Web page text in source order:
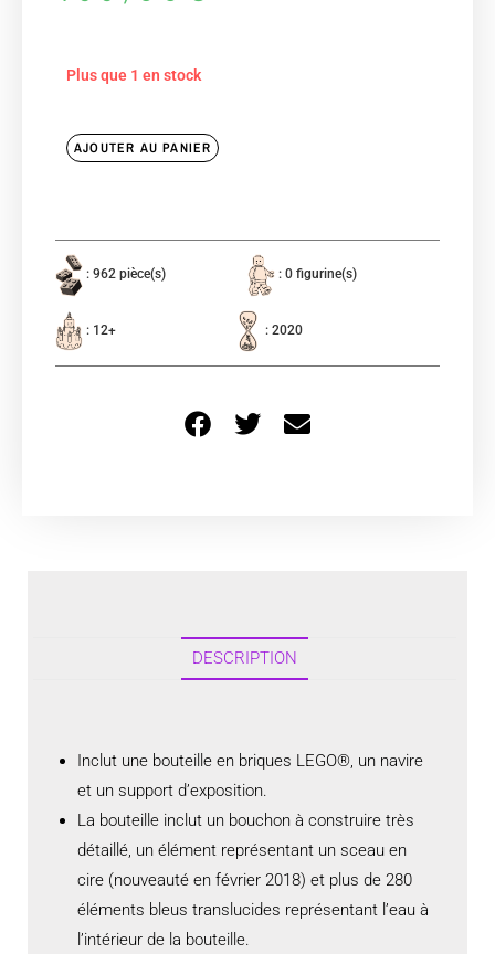
Plus que 1 en stock
AJOUTER AU PANIER
: 962 pièce(s) : 0 figurine(s)
: 12+ : 2020
DESCRIPTION
Inclut une bouteille en briques LEGO®, un navire
et un support d’exposition.
La bouteille inclut un bouchon à construire très
détaillé, un élément représentant un sceau en
cire (nouveauté en février 2018) et plus de 280
éléments bleus translucides représentant l’eau à
l’intérieur de la bouteille.